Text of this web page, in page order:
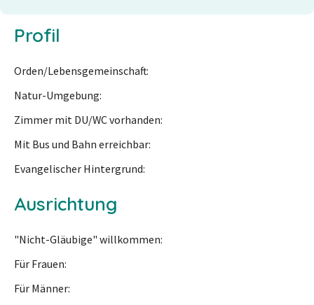
Profil
Orden/Lebensgemeinschaft
Natur-Umgebung
Zimmer mit DU/WC vorhanden
Mit Bus und Bahn erreichbar
Evangelischer Hintergrund
Ausrichtung
"Nicht-Gläubige" willkommen
Für Frauen
Für Männer